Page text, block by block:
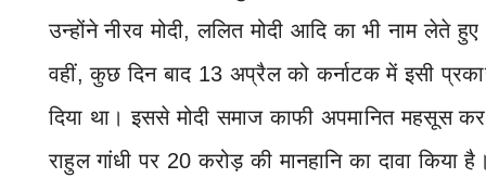
उन्होंने नीरव मोदी,ललित मोदी आदि का भी नाम लेते
वहीं,कुछ दिन बाद 13 अप्रैल को कर्नाटक में इसी
दिया था। इससे मोदी समाज काफी अपमानित महसूस
राहुल गांधी पर 20 करोड़ की मानहानि का दावा किया